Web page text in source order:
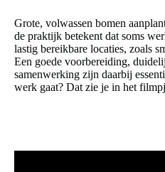
Grote, volwassen bomen
de praktijk betekent dat soms
lastig bereikbare locaties, zoals
Een goede voorbereiding,
samenwerking zijn daarbij
werk gaat? Dat zie je in het